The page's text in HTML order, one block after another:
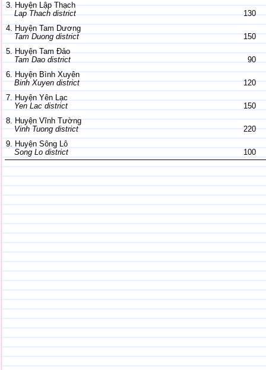
3. Huyện Lập Thạch
Lap Thach district
130
4. Huyện Tam Dương
Tam Duong district
150
5. Huyện Tam Đảo
Tam Dao district
90
6. Huyện Bình Xuyên
Binh Xuyen district
120
7. Huyện Yên Lạc
Yen Lac district
150
8. Huyện Vĩnh Tường
Vinh Tuong district
220
9. Huyện Sông Lô
Song Lo district
100